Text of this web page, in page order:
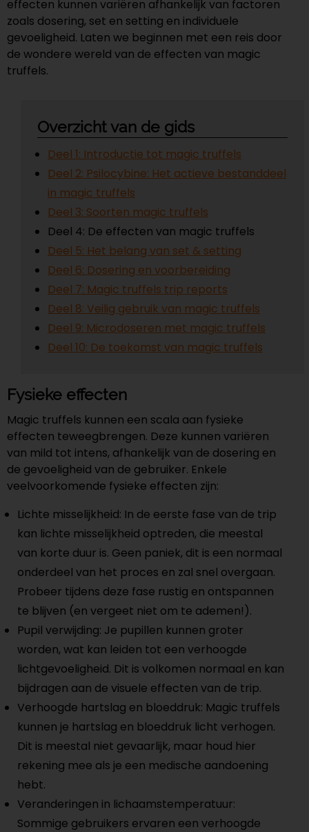
effecten kunnen variëren afhankelijk van factoren
zoals dosering, set en setting en individuele
gevoeligheid. Laten we beginnen met een reis door
de wondere wereld van de effecten van magic
truffels.
Overzicht van de gids
Deel 1: Introductie tot magic truffels
Deel 2: Psilocybine: Het actieve bestanddeel
in magic truffels
Deel 3: Soorten magic truffels
Deel 4: De effecten van magic truffels
Deel 5: Het belang van set & setting
Deel 6: Dosering en voorbereiding
Deel 7: Magic truffels trip reports
Deel 8: Veilig gebruik van magic truffels
Deel 9: Microdoseren met magic truffels
Deel 10: De toekomst van magic truffels
Fysieke effecten
Magic truffels kunnen een scala aan fysieke
effecten teweegbrengen. Deze kunnen variëren
van mild tot intens, afhankelijk van de dosering en
de gevoeligheid van de gebruiker. Enkele
veelvoorkomende fysieke effecten zijn:
Lichte misselijkheid: In de eerste fase van de trip
kan lichte misselijkheid optreden, die meestal
van korte duur is. Geen paniek, dit is een normaal
onderdeel van het proces en zal snel overgaan.
Probeer tijdens deze fase rustig en ontspannen
te blijven (en vergeet niet om te ademen!).
Pupil verwijding: Je pupillen kunnen groter
worden, wat kan leiden tot een verhoogde
lichtgevoeligheid. Dit is volkomen normaal en kan
bijdragen aan de visuele effecten van de trip.
Verhoogde hartslag en bloeddruk: Magic truffels
kunnen je hartslag en bloeddruk licht verhogen.
Dit is meestal niet gevaarlijk, maar houd hier
rekening mee als je een medische aandoening
hebt.
Veranderingen in lichaamstemperatuur:
Sommige gebruikers ervaren een verhoogde